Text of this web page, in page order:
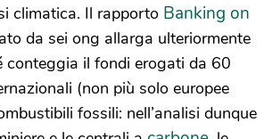
climatica. Il rapporto Banking on
da sei ong allarga ulteriormente
conteggia il fondi erogati da 60
(non più solo europee
fossili: nell’analisi dunque